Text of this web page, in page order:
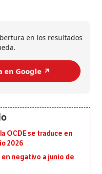
en los resultados
en Google ↗️
OCDE se traduce en
2026
negativo a junio de